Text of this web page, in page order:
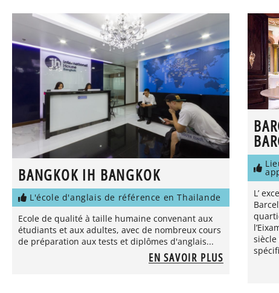
BANGKOK IH BANGKOK
L'école d'anglais de référence en Thailande
Ecole de qualité à taille humaine convenant aux
étudiants et aux adultes, avec de nombreux cours
de préparation aux tests et diplômes d'anglais...
EN SAVOIR PLUS
L’
siècle